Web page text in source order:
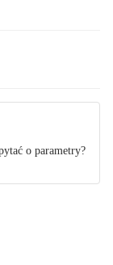
o parametry?